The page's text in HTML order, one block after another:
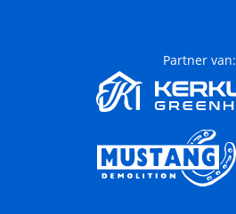
Partner van: